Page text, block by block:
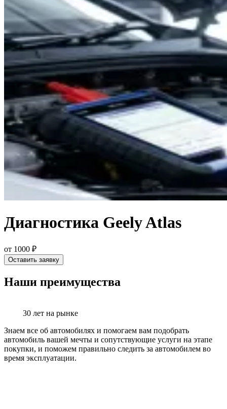
Диагностика Geely Atlas
от 1000 ₽
Оставить заявку
Наши преимущества
30 лет на рынке
Знаем все об автомобилях и помогаем вам подобрать
автомобиль вашей мечты и сопутствующие услуги на этапе
покупки, и поможем правильно следить за автомобилем во
время эксплуатации.